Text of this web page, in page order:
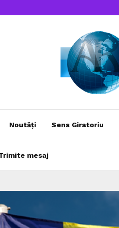
Noutăți Sens Giratoriu
mesaj